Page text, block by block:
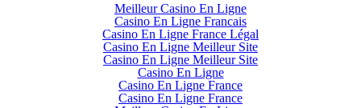
Meilleur Casino En Ligne
Casino En Ligne Francais
Casino En Ligne France Légal
Casino En Ligne Meilleur Site
Casino En Ligne Meilleur Site
Casino En Ligne
Casino En Ligne France
Casino En Ligne France